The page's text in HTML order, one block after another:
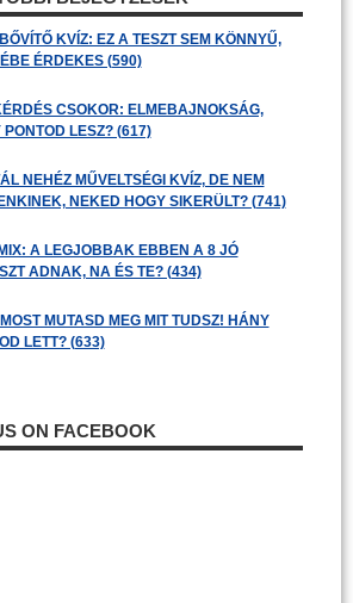
KVÍZ: EZ A TESZT SEM KÖNNYŰ,
ÉRDEKES (590)
CSOKOR: ELMEBAJNOKSÁG,
PONTOD LESZ? (617)
NEHÉZ MŰVELTSÉGI KVÍZ, DE NEM
NEKED HOGY SIKERÜLT? (741)
A LEGJOBBAK EBBEN A 8 JÓ
ADNAK, NA ÉS TE? (434)
MUTASD MEG MIT TUDSZ! HÁNY
LETT? (633)
ON FACEBOOK